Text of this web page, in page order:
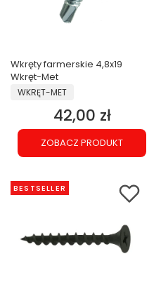
Wkręty farmerskie 4,8x19
Wkręt-Met
PRODUCENT
WKRĘT-MET
Cena
42,00 zł
ZOBACZ PRODUKT
BESTSELLER